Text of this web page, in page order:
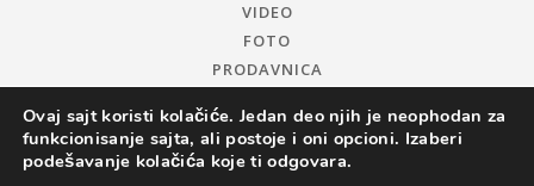
VIDEO
FOTO
PRODAVNICA
Ovaj sajt koristi kolačiće. Jedan deo njih je neophodan za
funkcionisanje sajta, ali postoje i oni opcioni. Izaberi
podešavanje kolačića koje ti odgovara.